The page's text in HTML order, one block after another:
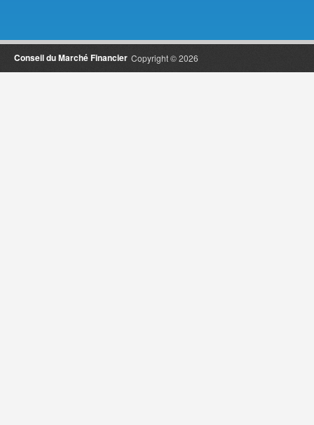
Copyright © 2026
Conseil du Marché Financier